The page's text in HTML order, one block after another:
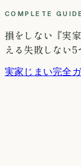
COMPLETE
損をしない『実
える失敗しない
実家じまい完全